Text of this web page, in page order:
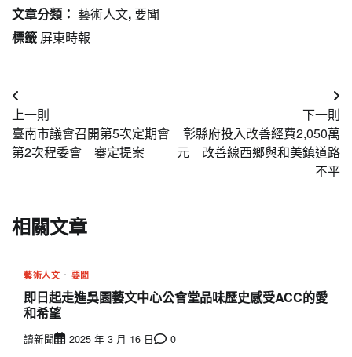
文章分類： 藝術人文,要聞
標籤 屏東時報
文
章
導
上一則
臺南市議會召開第5次定期會
第2次程委會 審定提案
下一則
彰縣府投入改善經費2,050萬
元 改善線西鄉與和美鎮道路
不平
相關文章
藝術人文 要聞
即日起走進吳園藝文中心公會堂品味歷史感受ACC的愛
和希望
讀新聞 2025 年 3 月 16 日 0